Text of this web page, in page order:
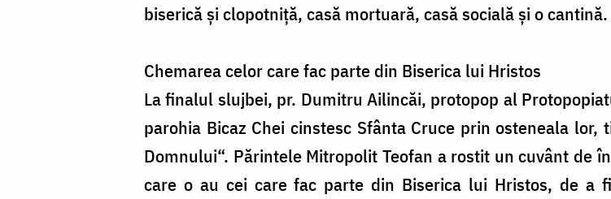
biserică și clopotniță, casă mortuară, casă socială și o cantină.
Chemarea celor care fac parte din Biserica lui Hristos
La finalul slujbei, pr. Dumitru Ailincăi, protopop al
parohia Bicaz Chei cinstesc Sfânta Cruce prin osteneala
Domnului“. Părintele Mitropolit Teofan a rostit un cuvânt de
care o au cei care fac parte din Biserica lui Hristos, de a